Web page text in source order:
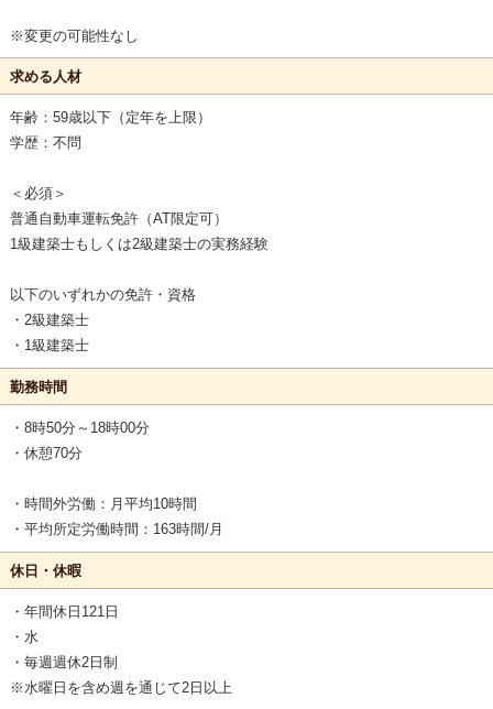
※変更の可能性なし
求める人材
年齢：59歳以下（定年を上限）
学歴：不問
＜必須＞
普通自動車運転免許（AT限定可）
1級建築士もしくは2級建築士の実務経験
以下のいずれかの免許・資格
・2級建築士
・1級建築士
勤務時間
・8時50分～18時00分
・休憩70分
・時間外労働：月平均10時間
・平均所定労働時間：163時間/月
休日・休暇
・年間休日121日
・水
・毎週週休2日制
※水曜日を含め週を通じて2日以上